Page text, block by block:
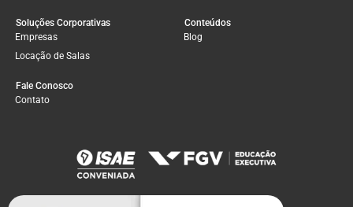
Soluções Corporativas
Empresas
Locação de Salas
Conteúdos
Blog
Fale Conosco
Contato